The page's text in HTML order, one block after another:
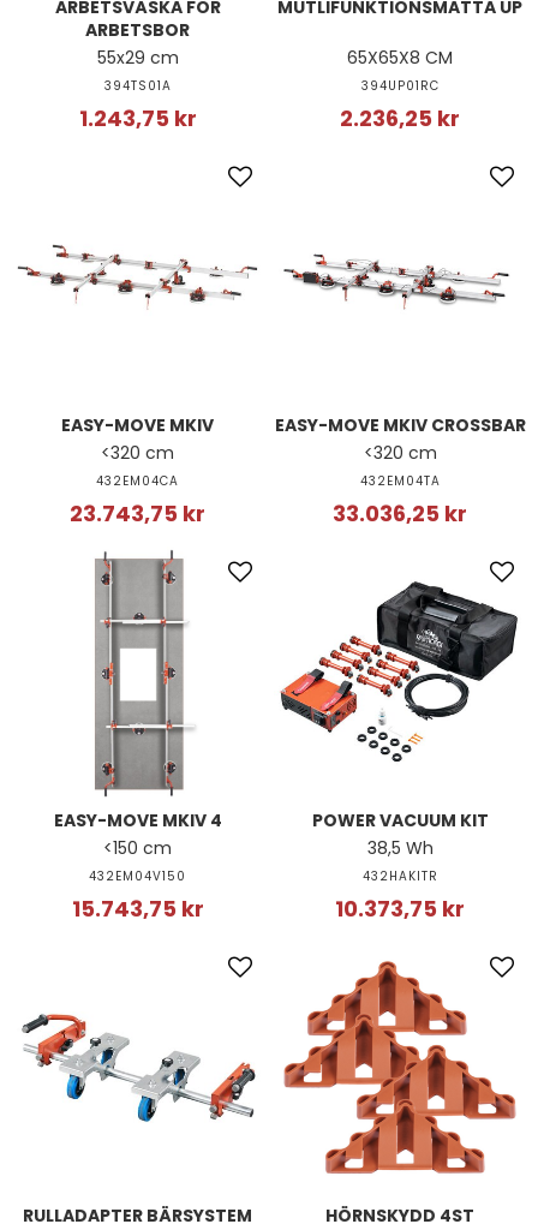
ARBETSVÄSKA FÖR
ARBETSBOR
55x29 cm
394TS01A
1.243,75 kr
MUTLIFUNKTIONSMATTA UP
65X65X8 CM
394UP01RC
2.236,25 kr
EASY-MOVE MKIV
<320 cm
432EM04CA
23.743,75 kr
EASY-MOVE MKIV CROSSBAR
<320 cm
432EM04TA
33.036,25 kr
EASY-MOVE MKIV 4
<150 cm
432EM04V150
15.743,75 kr
POWER VACUUM KIT
38,5 Wh
432HAKITR
10.373,75 kr
RULLADAPTER BÄRSYSTEM
HÖRNSKYDD 4ST